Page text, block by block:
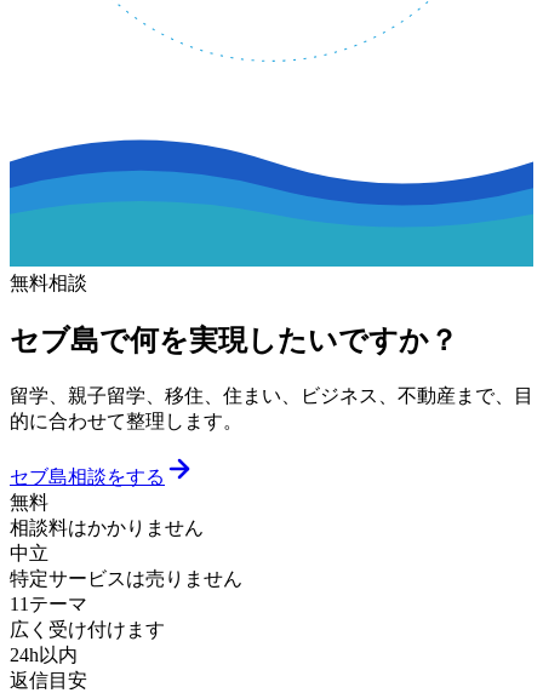
無料相談
セブ島で何を実現したいですか？
留学、親子留学、移住、住まい、ビジネス、不動産まで、目
的に合わせて整理します。
セブ島相談をする
無料
相談料はかかりません
中立
特定サービスは売りません
11テーマ
広く受け付けます
24h以内
返信目安